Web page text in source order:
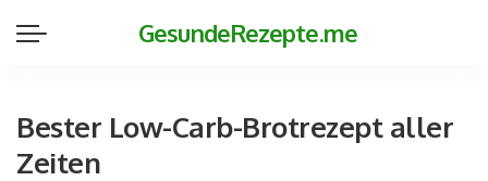
GesundeRezepte.me
Bester Low-Carb-Brotrezept aller
Zeiten